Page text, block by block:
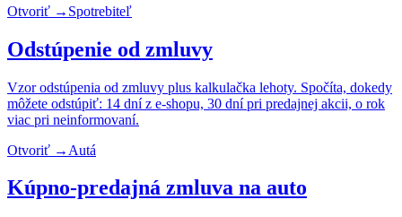
Otvoriť → Spotrebiteľ
Odstúpenie od zmluvy
Vzor odstúpenia od zmluvy plus kalkulačka lehoty. Spočíta, dokedy
môžete odstúpiť: 14 dní z e-shopu, 30 dní pri predajnej akcii, o rok
viac pri neinformovaní.
Otvoriť → Autá
Kúpno-predajná zmluva na auto